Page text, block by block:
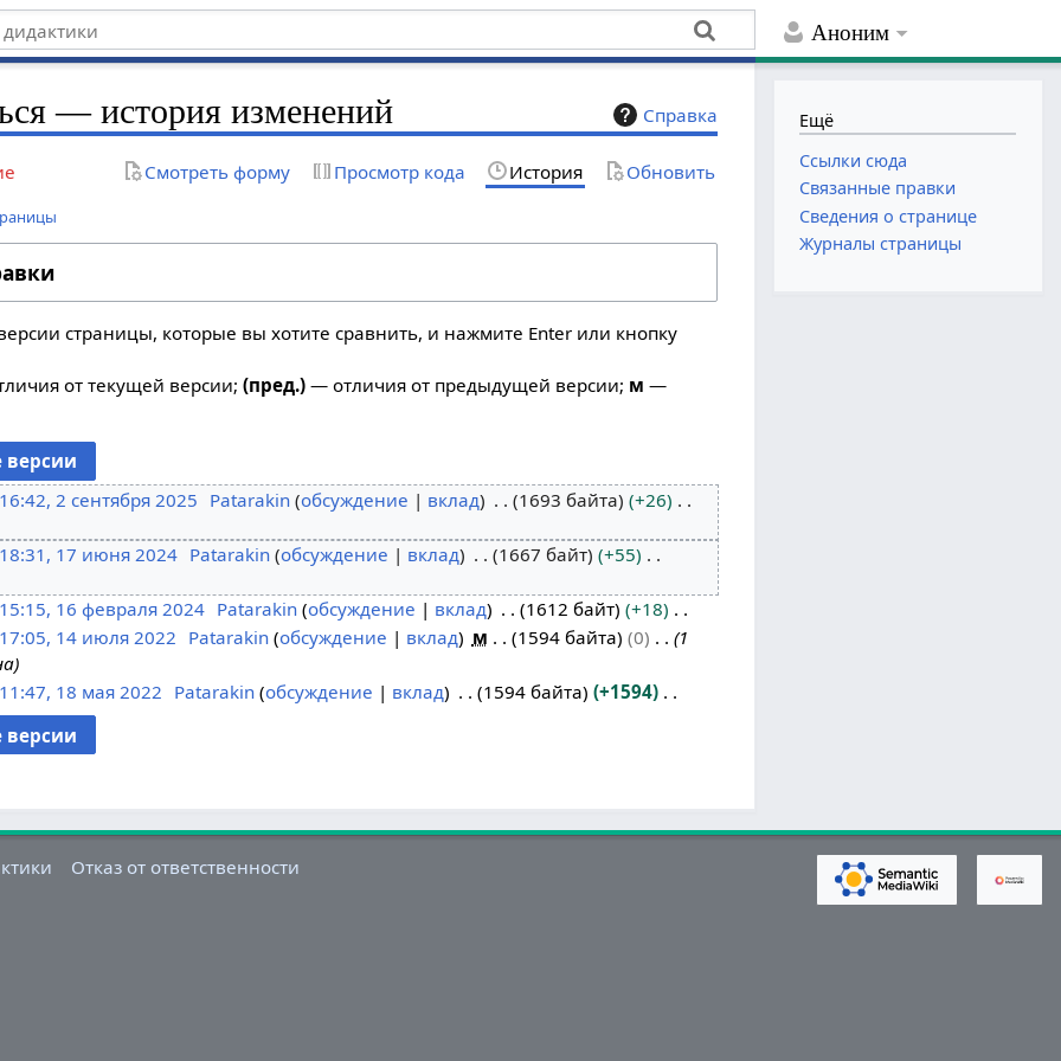
Аноним
Справка
— история изменений
Смотреть форму Просмотр кода История Обновить
страницы, которые вы хотите сравнить, и нажмите Enter или кнопку
от текущей версии;(пред.) — отличия от предыдущей версии; м —
16:42, 2 сентября 2025 Patarakin обсуждение вклад 1693 байта
+26
18:31, 17 июня 2024 Patarakin обсуждение вклад 1667 байт
+55
15:15, 16 февраля 2024 Patarakin обсуждение вклад 1612 байт
+18
17:05, 14 июля 2022 Patarakin обсуждение вклад м 1594 байта 0
1
11:47, 18 мая 2022 Patarakin обсуждение вклад 1594 байта
+1594
Ещё
Ссылки сюда
Связанные правки
Сведения о странице
Журналы страницы
Отказ от ответственности